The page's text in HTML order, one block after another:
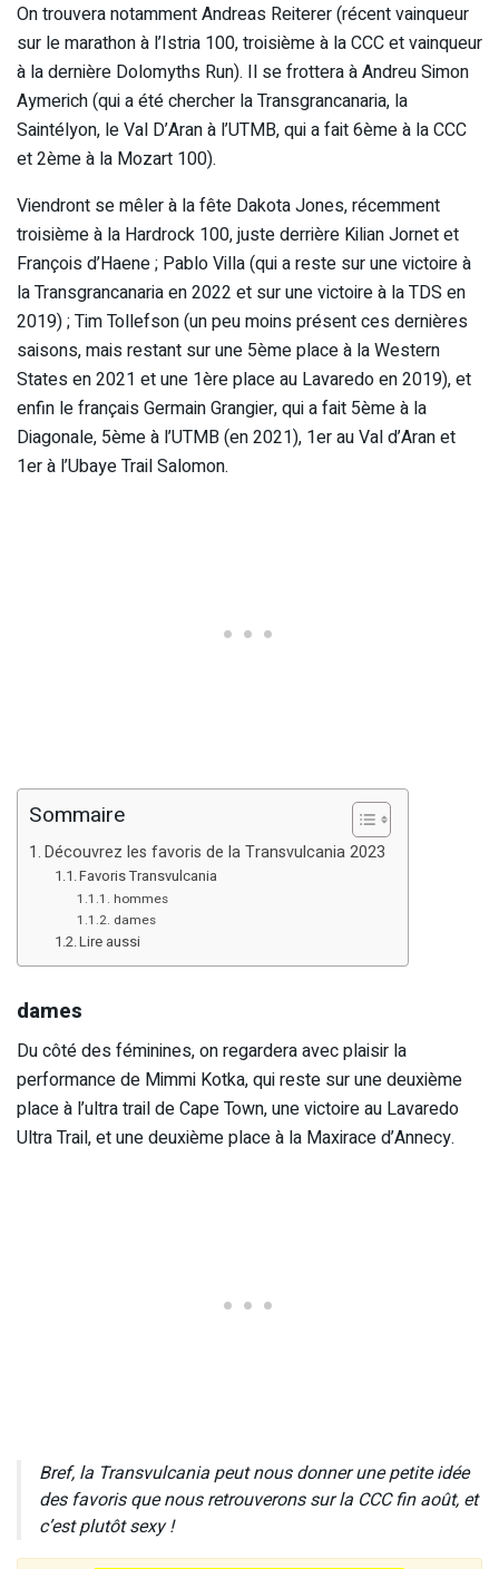
On trouvera notamment Andreas Reiterer (récent vainqueur
sur le marathon à l’Istria 100, troisième à la CCC et vainqueur
à la dernière Dolomyths Run). Il se frottera à Andreu Simon
Aymerich (qui a été chercher la Transgrancanaria, la
Saintélyon, le Val D’Aran à l’UTMB, qui a fait 6ème à la CCC
et 2ème à la Mozart 100).
Viendront se mêler à la fête Dakota Jones, récemment
troisième à la Hardrock 100, juste derrière Kilian Jornet et
François d’Haene ; Pablo Villa (qui a reste sur une victoire à
la Transgrancanaria en 2022 et sur une victoire à la TDS en
2019) ; Tim Tollefson (un peu moins présent ces dernières
saisons, mais restant sur une 5ème place à la Western
States en 2021 et une 1ère place au Lavaredo en 2019), et
enfin le français Germain Grangier, qui a fait 5ème à la
Diagonale, 5ème à l’UTMB (en 2021), 1er au Val d’Aran et
1er à l’Ubaye Trail Salomon.
Sommaire
Découvrez les favoris de la Transvulcania 2023
Favoris Transvulcania
hommes
dames
Lire aussi
dames
Du côté des féminines, on regardera avec plaisir la
performance de Mimmi Kotka, qui reste sur une deuxième
place à l’ultra trail de Cape Town, une victoire au Lavaredo
Ultra Trail, et une deuxième place à la Maxirace d’Annecy.
Bref, la Transvulcania peut nous donner une petite idée
des favoris que nous retrouverons sur la CCC fin août, et
c’est plutôt sexy !